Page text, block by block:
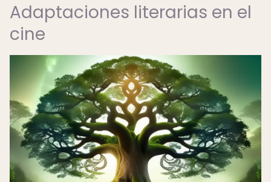
Adaptaciones literarias en el
cine